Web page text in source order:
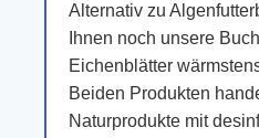
Alternativ zu
Ihnen noch unsere
Eichenblätter
Beiden Produkten
Naturprodukte mit